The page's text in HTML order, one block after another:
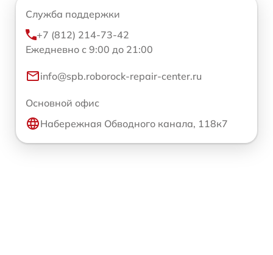
Служба поддержки
+7 (812) 214-73-42
Ежедневно с 9:00 до 21:00
info@spb.roborock-repair-center.ru
Основной офис
Набережная Обводного канала, 118к7